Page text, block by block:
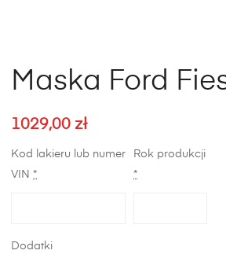
Maska Ford
1029,00 zł
Kod lakieru lub numer
VIN *
Rok produkcji
*
Dodatki